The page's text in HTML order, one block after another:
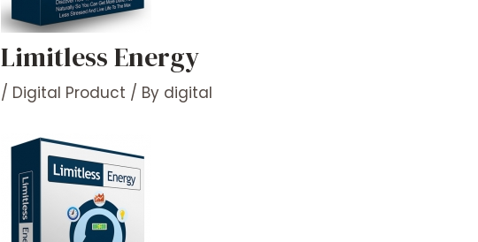
Limitless Energy
/ Digital Product / By digital